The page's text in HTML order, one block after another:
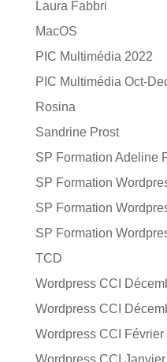
Laura Fabbri
MacOS
PIC Multimédia 2022
PIC Multimédia Oct-
Rosina
Sandrine Prost
SP Formation Adeline
SP Formation
SP Formation
SP Formation
TCD
Wordpress CCI
Wordpress CCI
Wordpress CCI Février
Wordpress CCI Janvier